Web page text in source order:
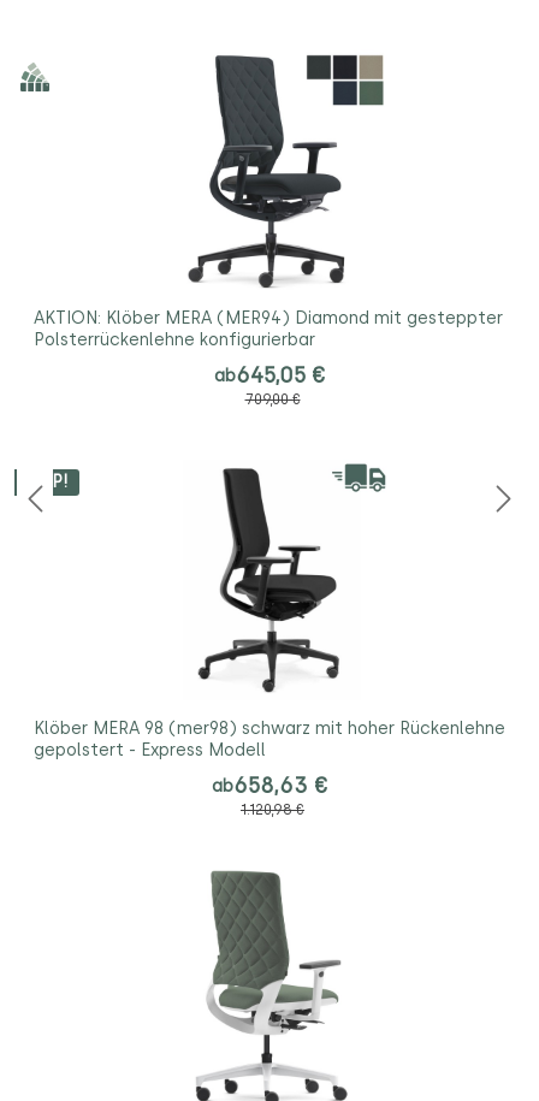
AKTION: Klöber MERA (MER94) Diamond mit gesteppter
Polsterrückenlehne konfigurierbar
ab645,05 €
709,00 €
TIPP!
Klöber MERA 98 (mer98) schwarz mit hoher Rückenlehne
gepolstert - Express Modell
ab658,63 €
1.120,98 €